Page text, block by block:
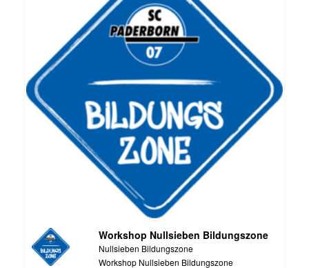
Workshop Nullsieben Bildungszone
Nullsieben Bildungszone
Workshop Nullsieben Bildungszone